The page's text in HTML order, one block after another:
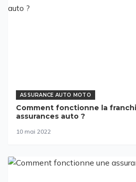
ASSURANCE AUTO MOTO
Comment fonctionne la
assurances auto ?
10 mai 2022